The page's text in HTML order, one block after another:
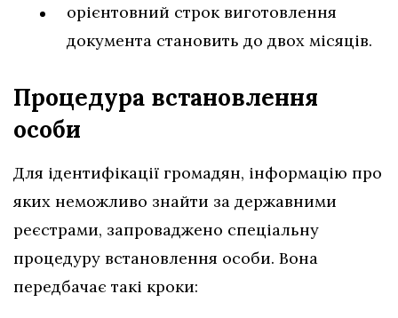
орієнтовний строк виготовлення
документа становить до двох місяців.
Процедура встановлення
особи
Для ідентифікації громадян, інформацію про
яких неможливо знайти за державними
реєстрами, запроваджено спеціальну
процедуру встановлення особи. Вона
передбачає такі кроки: